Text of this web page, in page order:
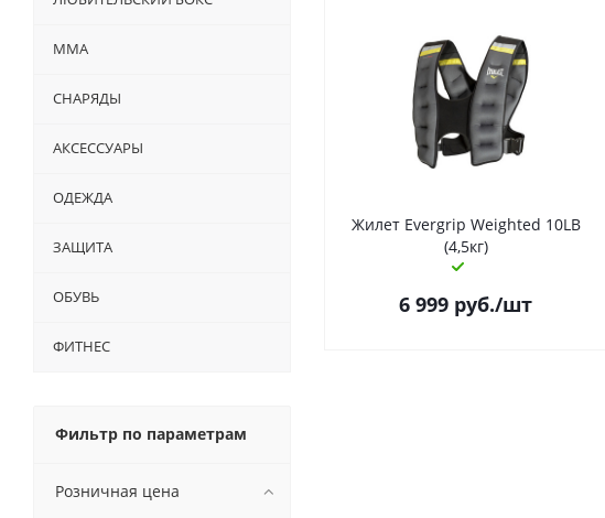
Жилет Evergrip Weighted 10LB
(4,5кг)
6 999 руб./шт
ММА
СНАРЯДЫ
АКСЕССУАРЫ
ОДЕЖДА
ЗАЩИТА
ОБУВЬ
ФИТНЕС
Фильтр по параметрам
Розничная цена